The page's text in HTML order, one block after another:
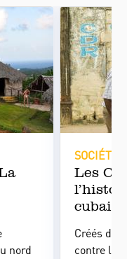
nord
SOCIÉTÉ
Les
Créés
contre